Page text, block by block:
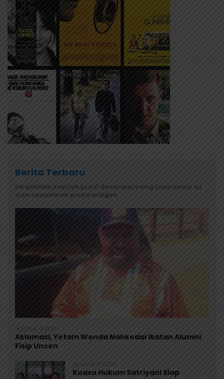
Berita Terbaru
Ini adalah contoh judul deskripsi yang bisa anda isi
dan sesuaikan pada widget
Agustus 9, 2026
Aklamasi, Yotam Wonda Nahkodai Ikatan Alumni
Fisip Uncen
Agustus 8, 2026
Kuasa Hukum Satriyani Siap